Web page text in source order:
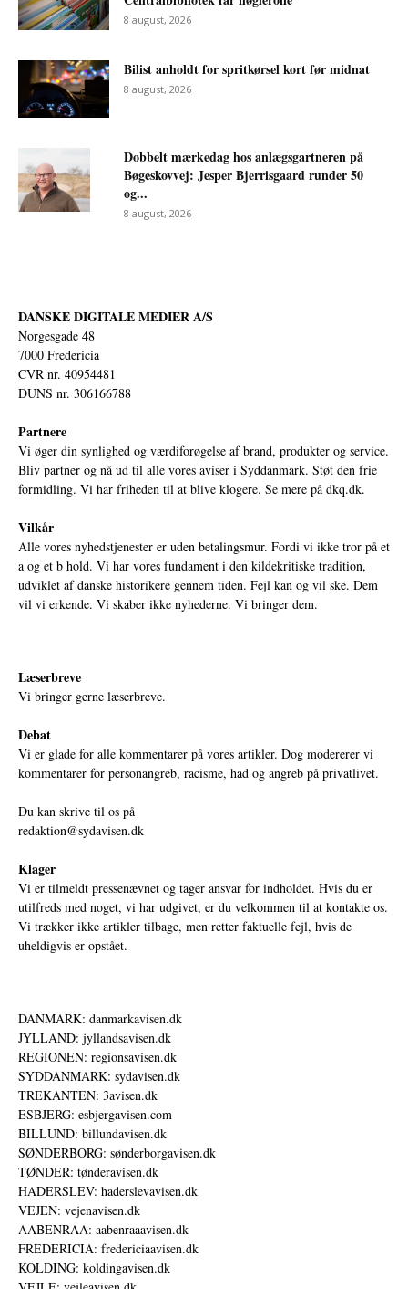
8 august, 2026
Bilist anholdt for spritkørsel kort før midnat
8 august, 2026
Dobbelt mærkedag hos anlægsgartneren på
Bøgeskovvej: Jesper Bjerrisgaard runder 50
og...
8 august, 2026
DANSKE DIGITALE MEDIER A/S
Norgesgade 48
7000 Fredericia
CVR nr. 40954481
DUNS nr. 306166788
Partnere
Vi øger din synlighed og værdiforøgelse af brand, produkter og service.
Bliv partner og nå ud til alle vores aviser i Syddanmark. Støt den frie
formidling. Vi har friheden til at blive klogere. Se mere på dkq.dk.
Vilkår
Alle vores nyhedstjenester er uden betalingsmur. Fordi vi ikke tror på et
a og et b hold. Vi har vores fundament i den kildekritiske tradition,
udviklet af danske historikere gennem tiden. Fejl kan og vil ske. Dem
vil vi erkende. Vi skaber ikke nyhederne. Vi bringer dem.
Læserbreve
Vi bringer gerne læserbreve.
Debat
Vi er glade for alle kommentarer på vores artikler. Dog modererer vi
kommentarer for personangreb, racisme, had og angreb på privatlivet.
Du kan skrive til os på
redaktion@sydavisen.dk
Klager
Vi er tilmeldt pressenævnet og tager ansvar for indholdet. Hvis du er
utilfreds med noget, vi har udgivet, er du velkommen til at kontakte os.
Vi trækker ikke artikler tilbage, men retter faktuelle fejl, hvis de
uheldigvis er opstået.
DANMARK: danmarkavisen.dk
JYLLAND: jyllandsavisen.dk
REGIONEN: regionsavisen.dk
SYDDANMARK: sydavisen.dk
TREKANTEN: 3avisen.dk
ESBJERG: esbjergavisen.com
BILLUND: billundavisen.dk
SØNDERBORG: sønderborgavisen.dk
TØNDER: tønderavisen.dk
HADERSLEV: haderslevavisen.dk
VEJEN: vejenavisen.dk
AABENRAA: aabenraaavisen.dk
FREDERICIA: fredericiaavisen.dk
KOLDING: koldingavisen.dk